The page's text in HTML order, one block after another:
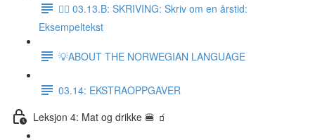
✍🏼 03.13.B: SKRIVING: Skriv om en årstid:
Eksempeltekst
💡ABOUT THE NORWEGIAN LANGUAGE
03.14: EKSTRAOPPGAVER
Leksjon 4: Mat og drikke 🍔 🧃